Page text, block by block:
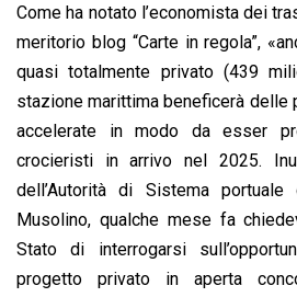
Come ha notato l’economista dei
meritorio blog “Carte in regola”,
quasi totalmente privato (439
stazione marittima beneficerà delle
accelerate in modo da esser
crocieristi in arrivo nel 2025.
dell’Autorità di Sistema portuale
Musolino, qualche mese fa
Stato di interrogarsi
progetto privato in aperta